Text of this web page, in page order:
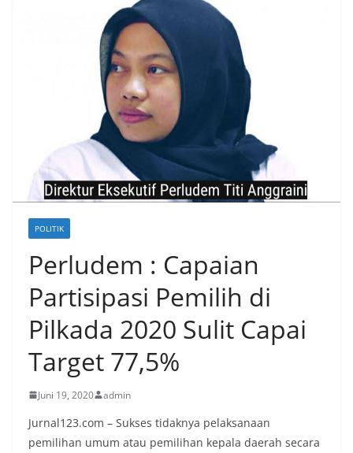
POLITIK
Perludem : Capaian
Partisipasi Pemilih di
Pilkada 2020 Sulit Capai
Target 77,5%
Juni 19, 2020 admin
Jurnal123.com – Sukses tidaknya pelaksanaan
pemilihan umum atau pemilihan kepala daerah secara